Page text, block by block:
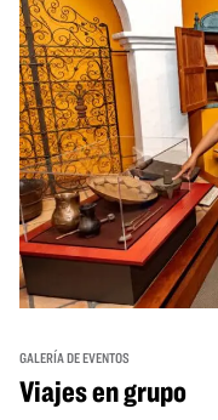
GALERÍA DE EVENTOS
Viajes en grupo